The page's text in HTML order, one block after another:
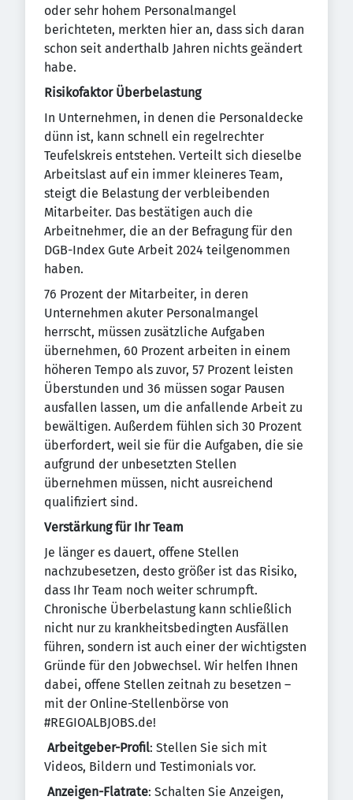
oder sehr hohem Personalmangel
berichteten, merkten hier an, dass sich daran
schon seit anderthalb Jahren nichts geändert
habe.
Risikofaktor Überbelastung
In Unternehmen, in denen die Personaldecke
dünn ist, kann schnell ein regelrechter
Teufelskreis entstehen. Verteilt sich dieselbe
Arbeitslast auf ein immer kleineres Team,
steigt die Belastung der verbleibenden
Mitarbeiter. Das bestätigen auch die
Arbeitnehmer, die an der Befragung für den
DGB-Index Gute Arbeit 2024 teilgenommen
haben.
76 Prozent der Mitarbeiter, in deren
Unternehmen akuter Personalmangel
herrscht, müssen zusätzliche Aufgaben
übernehmen, 60 Prozent arbeiten in einem
höheren Tempo als zuvor, 57 Prozent leisten
Überstunden und 36 müssen sogar Pausen
ausfallen lassen, um die anfallende Arbeit zu
bewältigen. Außerdem fühlen sich 30 Prozent
überfordert, weil sie für die Aufgaben, die sie
aufgrund der unbesetzten Stellen
übernehmen müssen, nicht ausreichend
qualifiziert sind.
Verstärkung für Ihr Team
Je länger es dauert, offene Stellen
nachzubesetzen, desto größer ist das Risiko,
dass Ihr Team noch weiter schrumpft.
Chronische Überbelastung kann schließlich
nicht nur zu krankheitsbedingten Ausfällen
führen, sondern ist auch einer der wichtigsten
Gründe für den Jobwechsel. Wir helfen Ihnen
dabei, offene Stellen zeitnah zu besetzen –
mit der Online-Stellenbörse von
#REGIOALBJOBS.de!
Arbeitgeber-Profil: Stellen Sie sich mit
Videos, Bildern und Testimonials vor.
Anzeigen-Flatrate: Schalten Sie Anzeigen,